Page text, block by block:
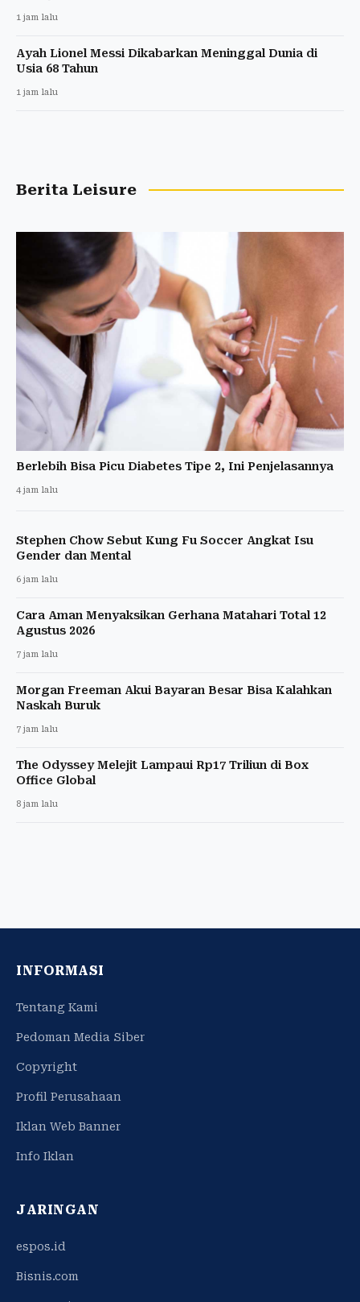
1 jam lalu
Ayah Lionel Messi Dikabarkan Meninggal Dunia di
Usia 68 Tahun
1 jam lalu
Berita Leisure
Berlebih Bisa Picu Diabetes Tipe 2, Ini Penjelasannya
4 jam lalu
Stephen Chow Sebut Kung Fu Soccer Angkat Isu
Gender dan Mental
6 jam lalu
Cara Aman Menyaksikan Gerhana Matahari Total 12
Agustus 2026
7 jam lalu
Morgan Freeman Akui Bayaran Besar Bisa Kalahkan
Naskah Buruk
7 jam lalu
The Odyssey Melejit Lampaui Rp17 Triliun di Box
Office Global
8 jam lalu
INFORMASI
Tentang Kami
Pedoman Media Siber
Copyright
Profil Perusahaan
Iklan Web Banner
Info Iklan
JARINGAN
espos.id
Bisnis.com